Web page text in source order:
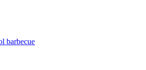
barbecue